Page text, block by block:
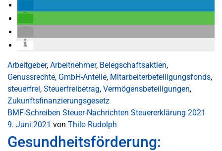
Arbeitgeber, Arbeitnehmer, Belegschaftsaktien,
Genussrechte, GmbH-Anteile, Mitarbeiterbeteiligungsfonds,
steuerfrei, Steuerfreibetrag, Vermögensbeteiligungen,
Zukunftsfinanzierungsgesetz
BMF-Schreiben Steuer-Nachrichten Steuererklärung 2021
9. Juni 2021 von Thilo Rudolph
Gesundheitsförderung: